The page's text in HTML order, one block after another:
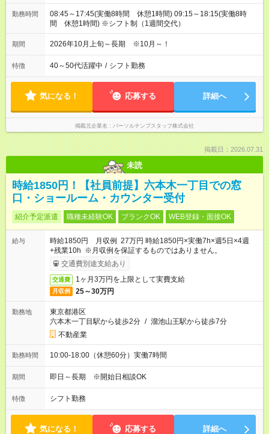
勤務時間
08:45～17:45(実働8時間 休憩1時間) 09:15～18:15(実働8時
間 休憩1時間) ※シフト制（1週間交代）
期間 2026年10月上旬～長期 ※10月～！
特徴 40～50代活躍中 / シフト勤務
気になる！ 応募する 詳細へ
掲載元企業名 パーソルテンプスタッフ株式会社
掲載日：2026.07.31
未読
時給1850円！【社員前提】六本木一丁目での窓
口・ショールーム・カウンター受付
紹介予定派遣 職種未経験OK ブランクOK WEB登録・面接OK
給与
時給1850円 月収例 27万円 時給1850円×実働7h×週5日×4週
+残業10h ※月収例を保証するものではありません。
交通費別途支給あり
交通費 1ヶ月3万円を上限として実費支給
月収例 25～30万円
勤務地
東京都港区
六本木一丁目駅から徒歩2分 / 溜池山王駅から徒歩7分
不動産業
勤務時間 10:00-18:00（休憩60分）実働7時間
期間 即日～長期 ※開始日相談OK
特徴 シフト勤務
気になる！ 応募する 詳細へ